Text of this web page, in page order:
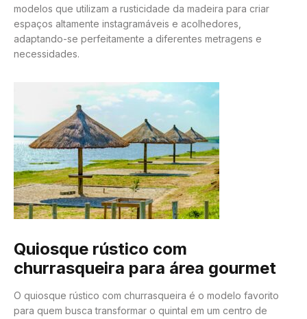
modelos que utilizam a rusticidade da madeira para criar
espaços altamente instagramáveis e acolhedores,
adaptando-se perfeitamente a diferentes metragens e
necessidades.
Quiosque rústico com
churrasqueira para área gourmet
O quiosque rústico com churrasqueira é o modelo favorito
para quem busca transformar o quintal em um centro de